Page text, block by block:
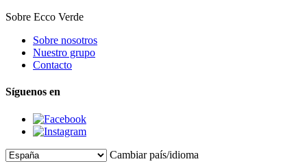
Sobre Ecco Verde
Sobre nosotros
Nuestro grupo
Contacto
Síguenos en
Cambiar país/idioma